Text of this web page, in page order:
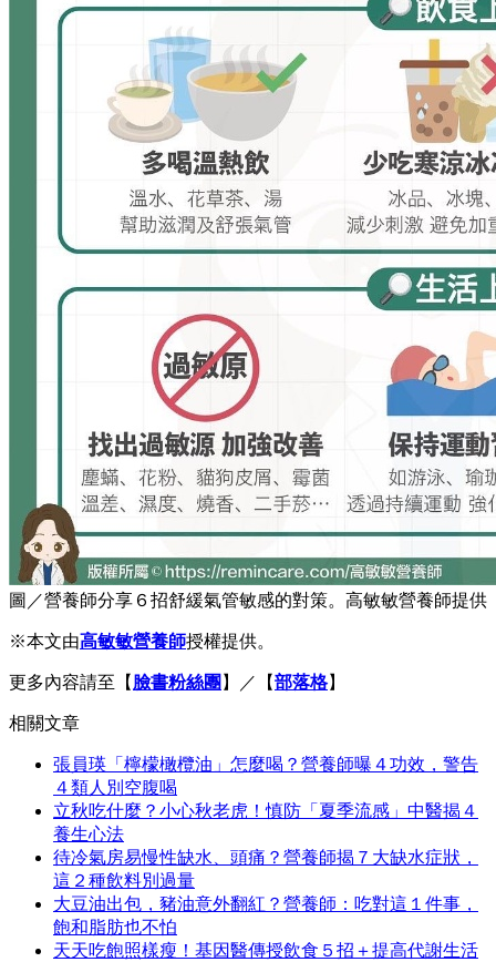
圖／營養師分享６招舒緩氣管敏感的對策。高敏敏營養師提供
※本文由高敏敏營養師授權提供。
更多內容請至【 臉書粉絲團 】／【部落格】
相關文章
張員瑛「檸檬橄欖油」怎麼喝？營養師曝４功效，警告
４類人別空腹喝
立秋吃什麼？小心秋老虎！慎防「夏季流感」中醫揭４
養生心法
待冷氣房易慢性缺水、頭痛？營養師揭７大缺水症狀，
這２種飲料別過量
大豆油出包，豬油意外翻紅？營養師：吃對這１件事，
飽和脂肪也不怕
天天吃飽照樣瘦！基因醫傳授飲食５招＋提高代謝生活